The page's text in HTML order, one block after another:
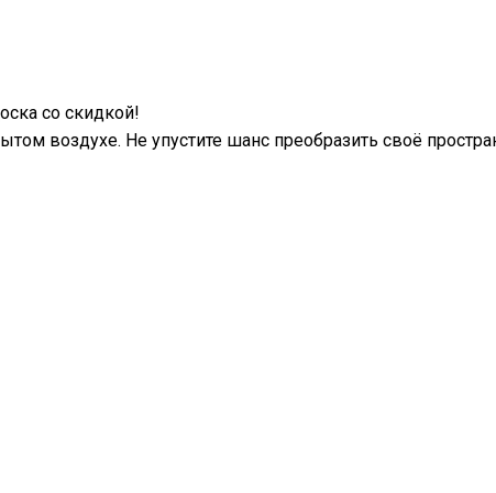
со скидкой!
воздухе. Не упустите шанс преобразить своё